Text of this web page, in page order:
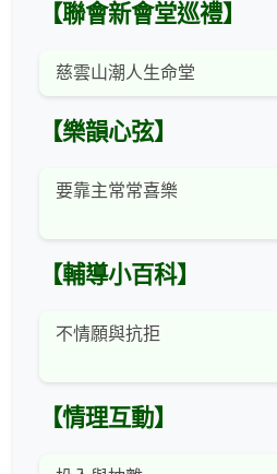
【聯會新會堂巡禮】
慈雲山潮人生命堂
【樂韻心弦】
要靠主常常喜樂
【輔導小百科】
不情願與抗拒
【情理互動】